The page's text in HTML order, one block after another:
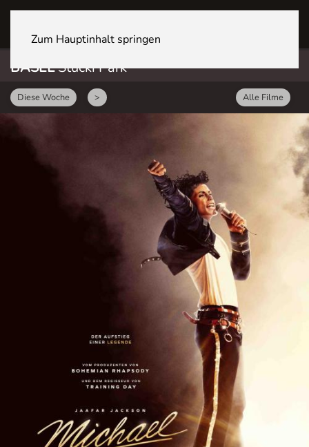
Zum Hauptinhalt springen
BASELStücki Park
Diese Woche > Alle Filme